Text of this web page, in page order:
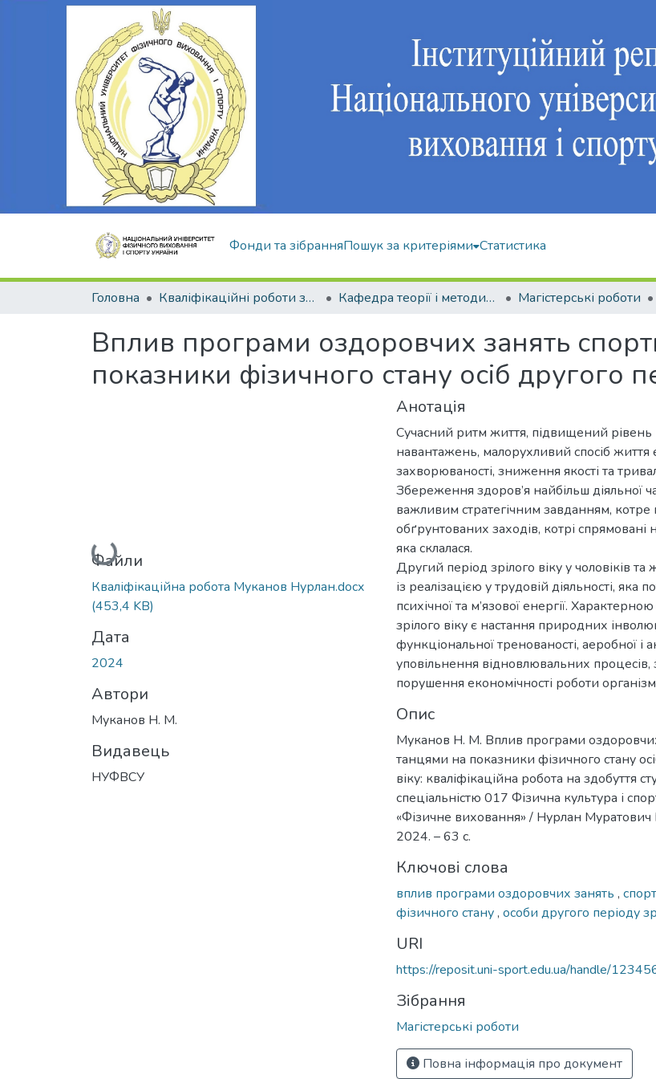
Фонди та зібранняПошук за критеріями Статистика
Головна Кваліфікаційні роботи здобувачів вищої освіти Кафедра теорії і методики фізичного виховання Магістерські роботи
Вплив програми оздоровчих занять
показники фізичного стану осіб другого
Вантажиться...
Файли
Кваліфікаційна робота Муканов Нурлан.docx
(453,4 KB)
Дата
2024
Автори
Муканов Н. М.
Видавець
НУФВСУ
Анотація
Сучасний ритм життя, підвищений рівень
навантажень, малорухливий спосіб
захворюваності, зниження якості та
Збереження здоров’я найбільш діяльної
важливим стратегічним завданням,
обґрунтованих заходів, котрі спрямовані
яка склалася.
Другий період зрілого віку у чоловіків
із реалізацією у трудовій діяльності, яка
психічної та м’язової енергії.
зрілого віку є настання природних
функціональної тренованості, аеробної і
уповільнення відновлювальних
порушення економічності роботи
Опис
Муканов Н. М. Вплив програми
танцями на показники фізичного стану
віку: кваліфікаційна робота на здобуття
спеціальністю 017 Фізична культура і
«Фізичне виховання» / Нурлан
2024. – 63 с.
Ключові слова
вплив програми оздоровчих занять ,
фізичного стану, особи другого періоду
URI
https://reposit.uni-sport.edu.ua/handle/
Зібрання
Магістерські роботи
Повна інформація про документ